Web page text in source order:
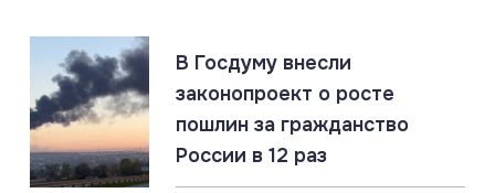
07.08.2026 #СВО #Сводка #Херсонская область
Херсонская область: главное за 7 августа
07.08.2026
В Госдуму внесли
законопроект о росте
пошлин за гражданство
России в 12 раз